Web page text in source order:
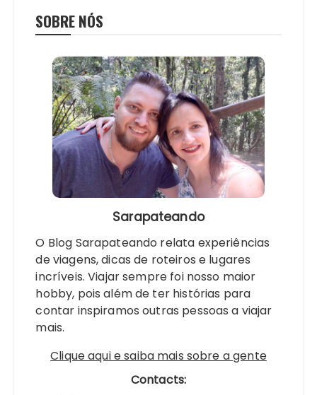
SOBRE NÓS
Sarapateando
O Blog Sarapateando relata experiências
de viagens, dicas de roteiros e lugares
incríveis. Viajar sempre foi nosso maior
hobby, pois além de ter histórias para
contar inspiramos outras pessoas a viajar
mais.
Clique aqui e saiba mais sobre a gente
Contacts: